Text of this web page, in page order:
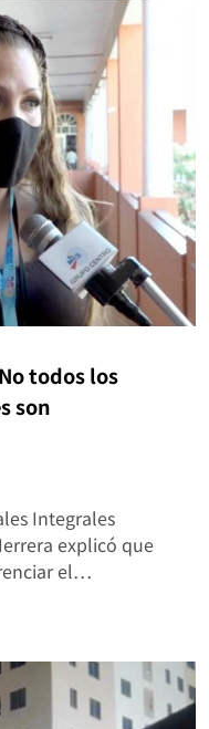
todos los
son
Integrales
explicó que
el…